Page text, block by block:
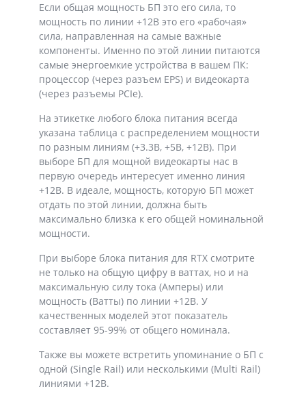
Если общая мощность БП это его сила, то
мощность по линии +12В это его «рабочая»
сила, направленная на самые важные
компоненты. Именно по этой линии питаются
самые энергоемкие устройства в вашем ПК:
процессор (через разъем EPS) и видеокарта
(через разъемы PCIe).
На этикетке любого блока питания всегда
указана таблица с распределением мощности
по разным линиям (+3.3В, +5В, +12В). При
выборе БП для мощной видеокарты нас в
первую очередь интересует именно линия
+12В. В идеале, мощность, которую БП может
отдать по этой линии, должна быть
максимально близка к его общей номинальной
мощности.
При выборе блока питания для RTX смотрите
не только на общую цифру в ваттах, но и на
максимальную силу тока (Амперы) или
мощность (Ватты) по линии +12В. У
качественных моделей этот показатель
составляет 95-99% от общего номинала.
Также вы можете встретить упоминание о БП с
одной (Single Rail) или несколькими (Multi Rail)
линиями +12В.